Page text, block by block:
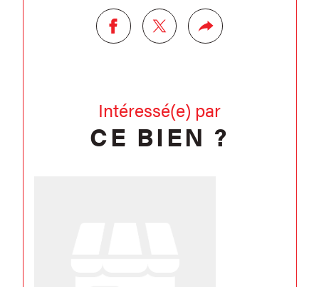
Intéressé(e) par
CE BIEN ?